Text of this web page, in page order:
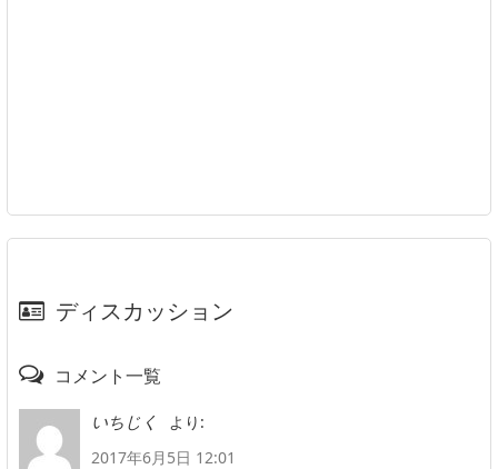
ディスカッション
コメント一覧
いちじく
より:
2017年6月5日 12:01